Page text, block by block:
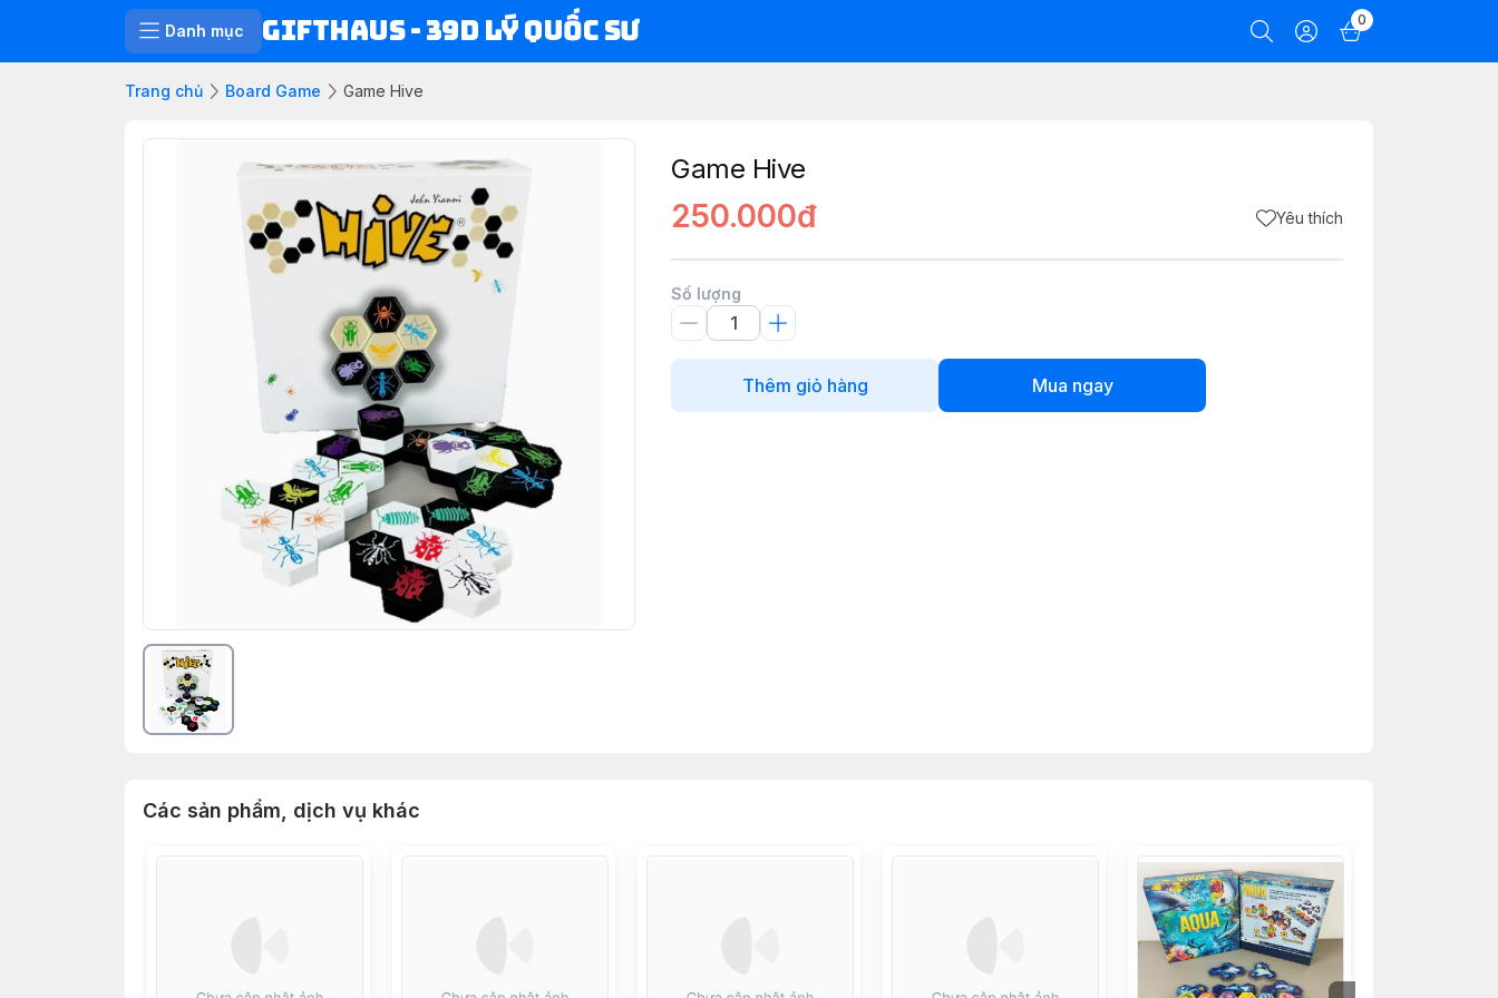
Danh mục Gifthaus - 39D Lý Quốc Sư 0
Trang chủ Board Game Game Hive
Game Hive
250.000đ Yêu thích
Số lượng
Thêm giỏ hàng Mua ngay
Các sản phẩm, dịch vụ khác